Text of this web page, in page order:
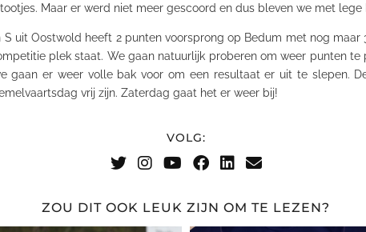
Maar er werd niet meer gescoord en dus bleven we met lege
uit Oostwold heeft 2 punten voorsprong op Bedum met nog
plek staat. We gaan natuurlijk proberen om weer punten te
gaan er weer volle bak voor om een resultaat er uit te slepen.
vrij zijn. Zaterdag gaat het er weer bij!
VOLG:
ZOU DIT OOK LEUK ZIJN OM TE LEZEN?